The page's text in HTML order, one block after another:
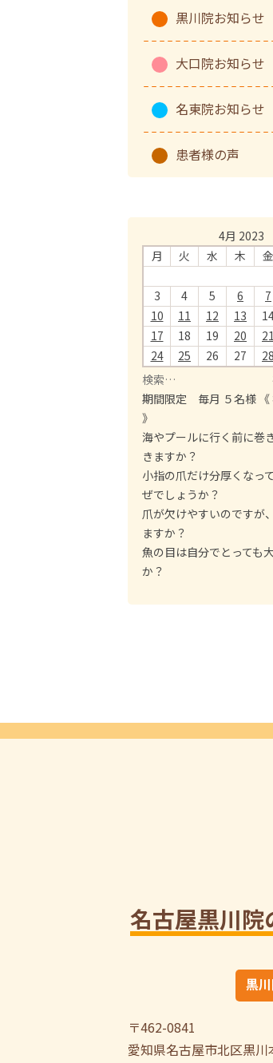
黒川院お知らせ
大口院お知らせ
名東院お知らせ
患者様の声
4月 2023
月
火 水 木 金
3
4 5 6 7
10
11 12 13
17
18 19 20 21
24
25 26 27 28
検
索
:
期間限定 毎月 ５名様 《
》
海やプールに行く前に巻
きますか？
小指の爪だけ分厚くなっ
ぜでしょうか？
爪が欠けやすいのですが
ますか？
魚の目は自分でとっても
か？
名古屋黒川
黒
〒462-0841
愛知県名古屋市北区黒